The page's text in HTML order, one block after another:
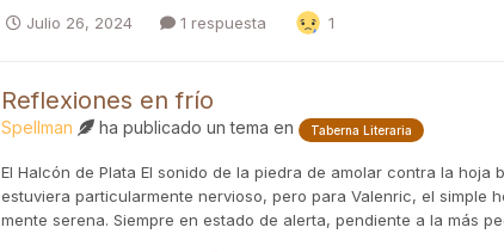
Julio 26, 2024 1 respuesta 1
Reflexiones en frío
Spellman ha publicado un tema en Taberna Literaria
El Halcón de Plata El sonido de la piedra de amolar contra la
estuviera particularmente nervioso, pero para Valenric, el simple
mente serena. Siempre en estado de alerta, pendiente a la más